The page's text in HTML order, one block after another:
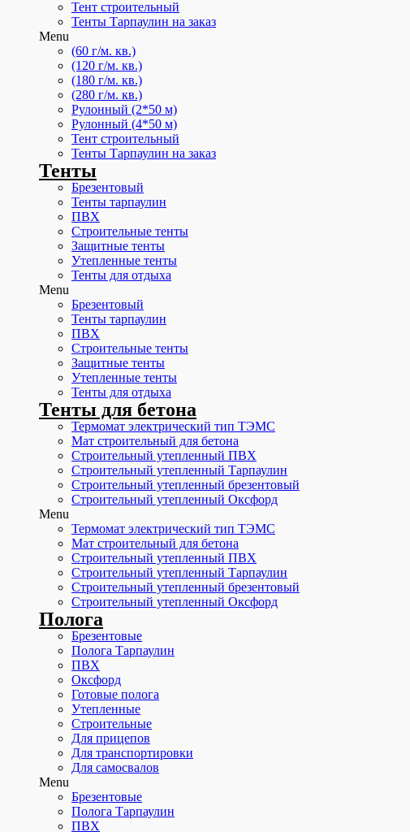
Тент строительный
Тенты Тарпаулин на заказ
Menu
(60 г/м. кв.)
(120 г/м. кв.)
(180 г/м. кв.)
(280 г/м. кв.)
Рулонный (2*50 м)
Рулонный (4*50 м)
Тент строительный
Тенты Тарпаулин на заказ
Тенты
Брезентовый
Тенты тарпаулин
ПВХ
Строительные тенты
Защитные тенты
Утепленные тенты
Тенты для отдыха
Menu
Брезентовый
Тенты тарпаулин
ПВХ
Строительные тенты
Защитные тенты
Утепленные тенты
Тенты для отдыха
Тенты для бетона
Термомат электрический тип ТЭМС
Мат строительный для бетона
Строительный утепленный ПВХ
Строительный утепленный Тарпаулин
Строительный утепленный брезентовый
Строительный утепленный Оксфорд
Menu
Термомат электрический тип ТЭМС
Мат строительный для бетона
Строительный утепленный ПВХ
Строительный утепленный Тарпаулин
Строительный утепленный брезентовый
Строительный утепленный Оксфорд
Полога
Брезентовые
Полога Тарпаулин
ПВХ
Оксфорд
Готовые полога
Утепленные
Строительные
Для прицепов
Для транспортировки
Для самосвалов
Menu
Брезентовые
Полога Тарпаулин
ПВХ